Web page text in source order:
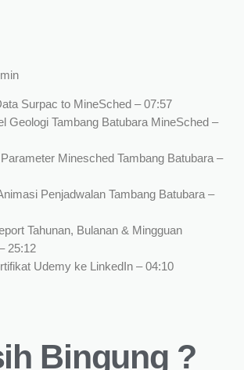
Surpac to MineSched – 07:57
Geologi Tambang Batubara MineSched –
Minesched Tambang Batubara –
Penjadwalan Tambang Batubara –
Tahunan, Bulanan & Mingguan
25:12
Udemy ke LinkedIn – 04:10
Bingung ?